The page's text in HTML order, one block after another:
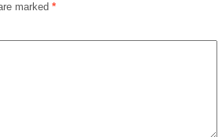
marked *